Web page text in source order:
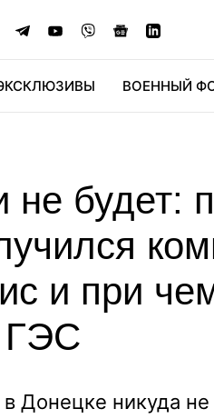
ВОЕННЫЙ
не будет:
и при
ГЭС
Донецке никуда